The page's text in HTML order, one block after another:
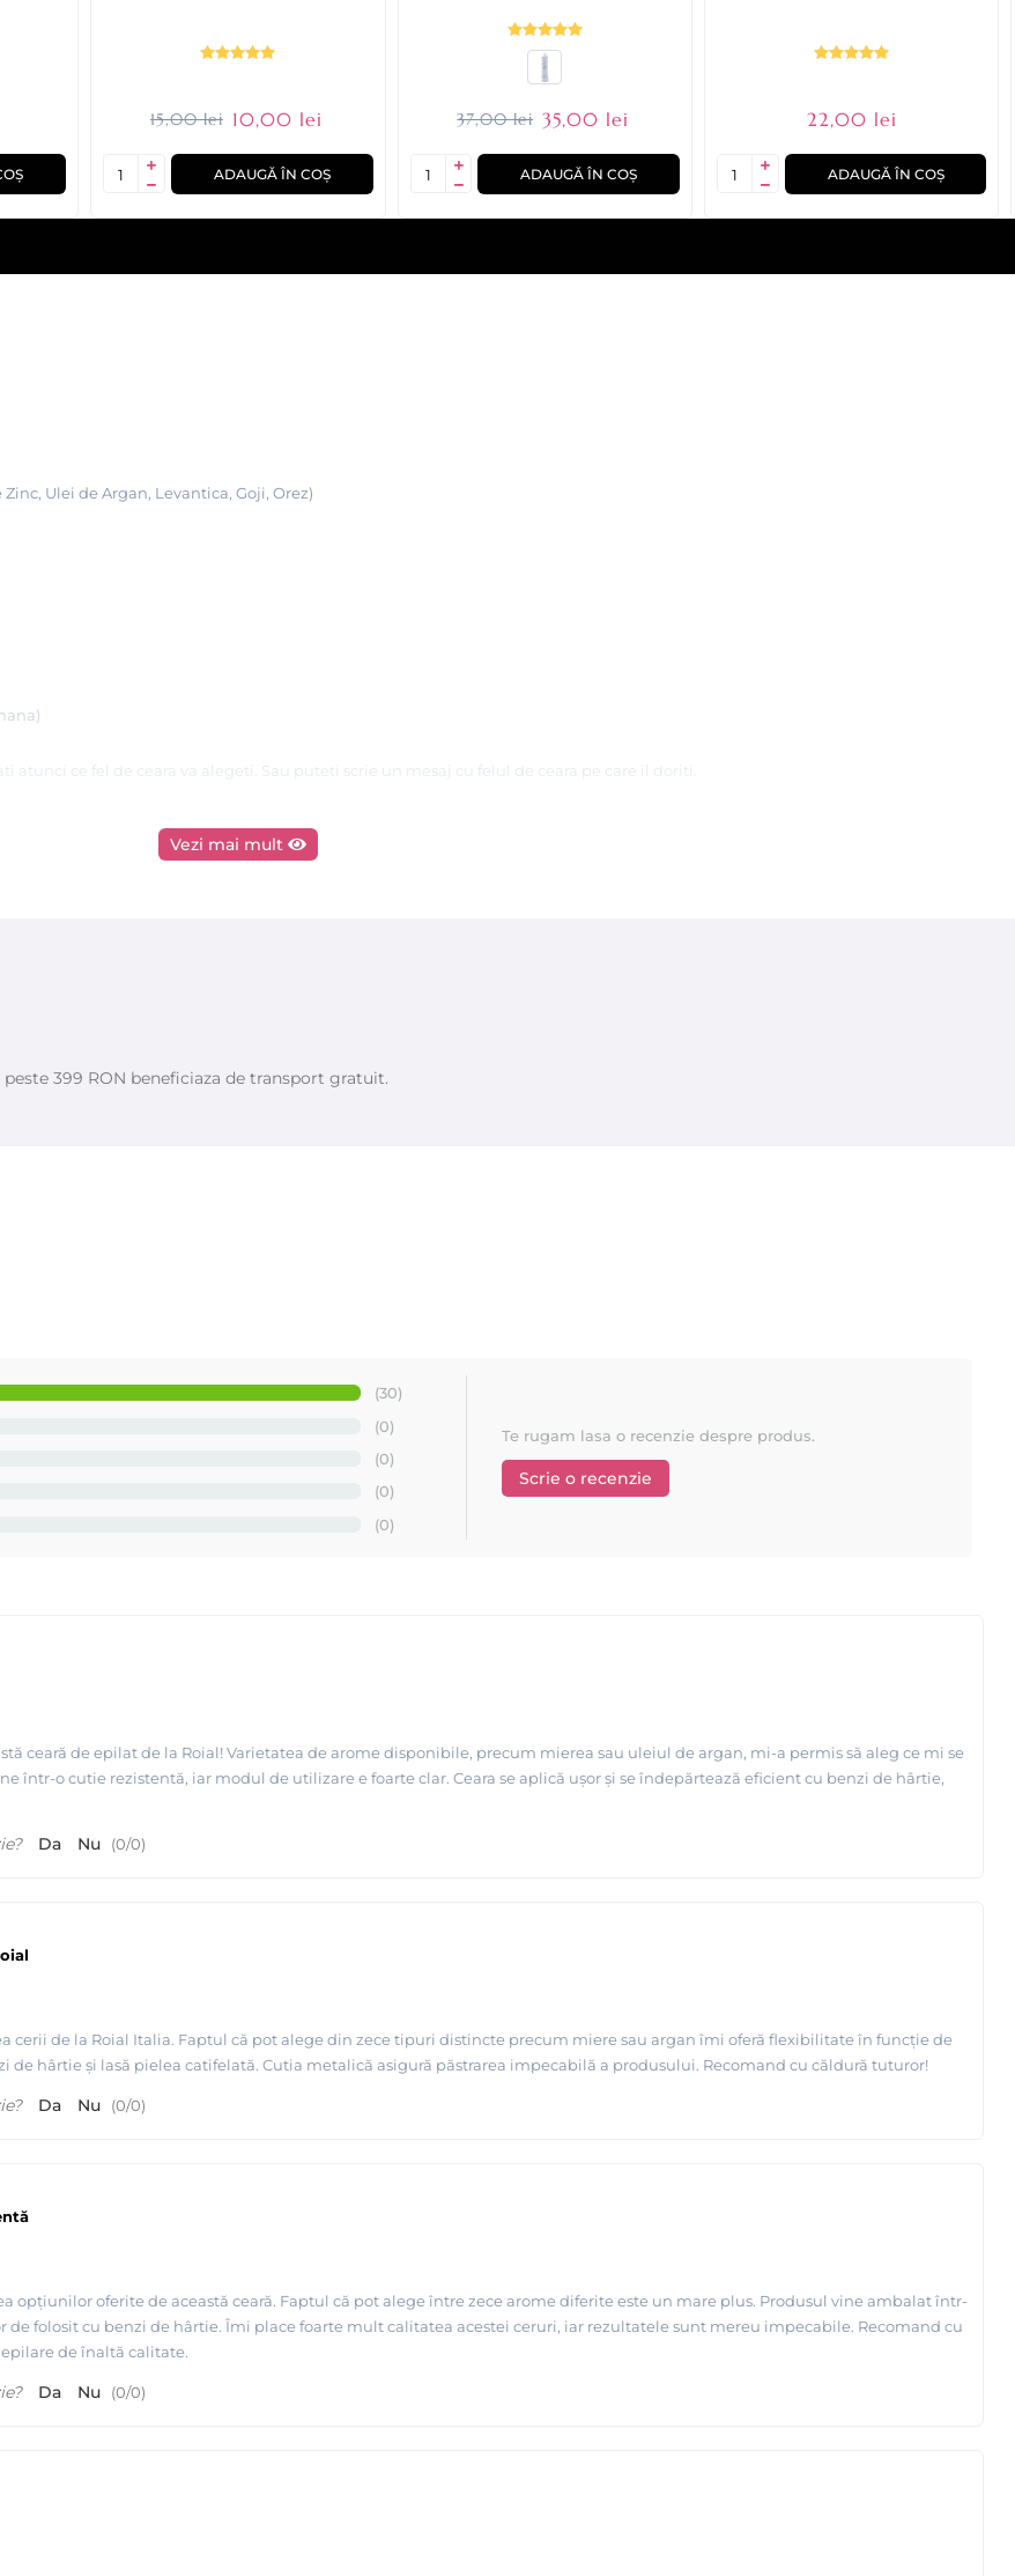
15,00 lei 10,00 lei
ADAUGĂ ÎN COȘ
37,00 lei 35,00 lei
ADAUGĂ ÎN COȘ
22,00 lei
ADAUGĂ ÎN COȘ
Ulei de Argan, Levantica, Goji, Orez)
ce fel de ceara va alegeti. Sau puteti scrie un mesaj cu felul de ceara pe care il doriti.
Vezi mai mult
399 RON beneficiaza de transport gratuit.
(30)
(0)
(0)
(0)
(0)
Te rugam lasa o recenzie despre produs.
Scrie o recenzie
ceară de epilat de la Roial! Varietatea de arome disponibile, precum mierea sau uleiul de argan, mi-a permis să aleg ce mi se
într-o cutie rezistentă, iar modul de utilizare e foarte clar. Ceara se aplică ușor și se îndepărtează eficient cu benzi de hârtie,
Da Nu (0/0)
cerii de la Roial Italia. Faptul că pot alege din zece tipuri distincte precum miere sau argan îmi oferă flexibilitate în funcție de
de hârtie și lasă pielea catifelată. Cutia metalică asigură păstrarea impecabilă a produsului. Recomand cu căldură tuturor!
Da Nu (0/0)
opțiunilor oferite de această ceară. Faptul că pot alege între zece arome diferite este un mare plus. Produsul vine ambalat într-
de folosit cu benzi de hârtie. Îmi place foarte mult calitatea acestei ceruri, iar rezultatele sunt mereu impecabile. Recomand cu
de înaltă calitate.
Da Nu (0/0)